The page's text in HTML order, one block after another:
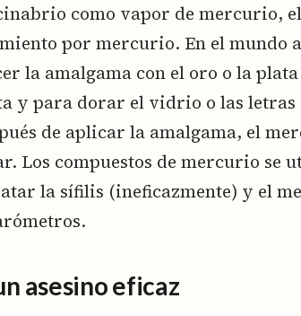
como vapor de mercurio,
por mercurio. En el mundo
la amalgama con el oro o la
y para dorar el vidrio o las
de aplicar la amalgama, el
Los compuestos de mercurio se
la sífilis (ineficazmente) y el
asesino eficaz